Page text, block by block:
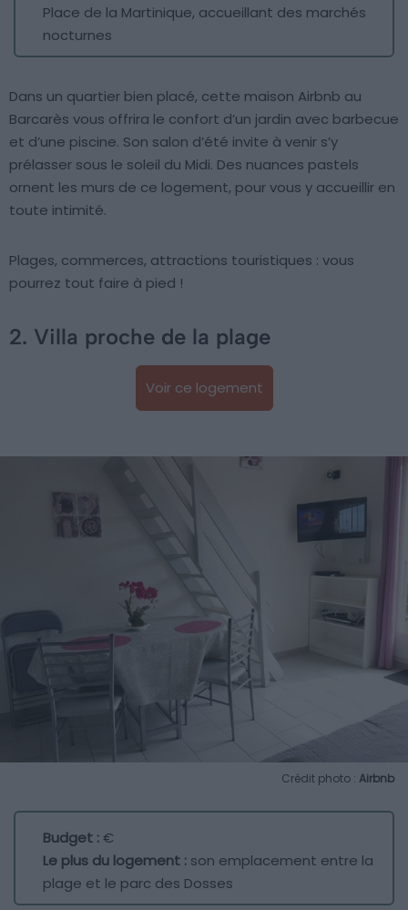
Place de la Martinique, accueillant des marchés
nocturnes
Dans un quartier bien placé, cette maison Airbnb au
Barcarès vous offrira le confort d’un jardin avec barbecue
et d’une piscine. Son salon d’été invite à venir s’y
prélasser sous le soleil du Midi. Des nuances pastels
ornent les murs de ce logement, pour vous y accueillir en
toute intimité.
Plages, commerces, attractions touristiques : vous
pourrez tout faire à pied !
2. Villa proche de la plage
Voir ce logement
Crédit photo : Airbnb
Budget :€
Le plus du logement : son emplacement entre la
plage et le parc des Dosses